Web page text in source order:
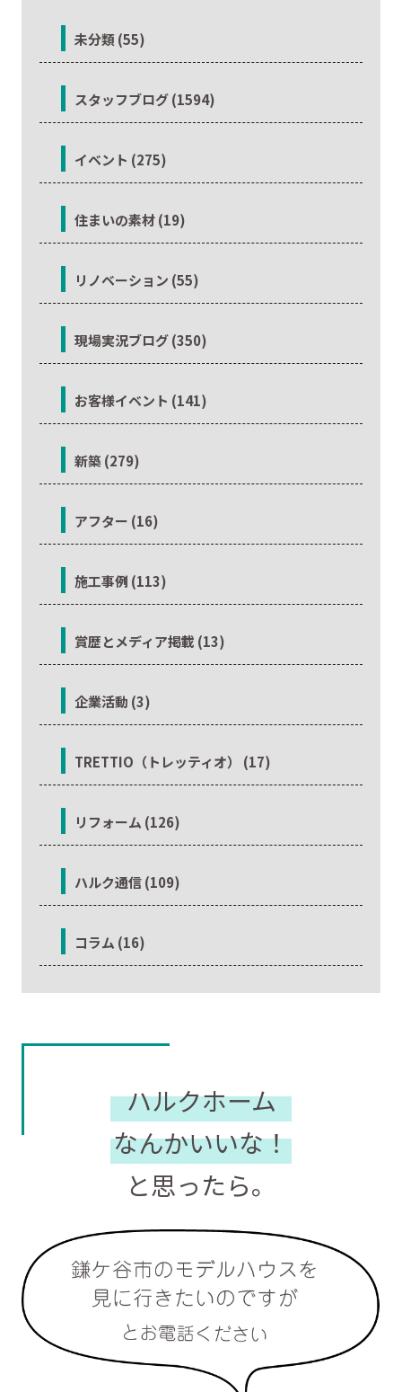
未分類 (55)
スタッフブログ (1594)
イベント (275)
住まいの素材 (19)
リノベーション (55)
現場実況ブログ (350)
お客様イベント (141)
新築 (279)
アフター (16)
施工事例 (113)
賞歴とメディア掲載 (13)
企業活動 (3)
TRETTIO（トレッティオ） (17)
リフォーム (126)
ハルク通信 (109)
コラム (16)
ハルクホーム
なんかいいな！
と思ったら。